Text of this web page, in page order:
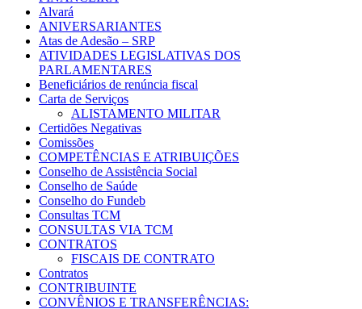
Alvará
ANIVERSARIANTES
Atas de Adesão – SRP
ATIVIDADES LEGISLATIVAS DOS
PARLAMENTARES
Beneficiários de renúncia fiscal
Carta de Serviços
ALISTAMENTO MILITAR
Certidões Negativas
Comissões
COMPETÊNCIAS E ATRIBUIÇÕES
Conselho de Assistência Social
Conselho de Saúde
Conselho do Fundeb
Consultas TCM
CONSULTAS VIA TCM
CONTRATOS
FISCAIS DE CONTRATO
Contratos
CONTRIBUINTE
CONVÊNIOS E TRANSFERÊNCIAS: